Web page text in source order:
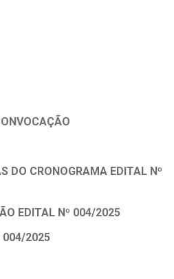
DO CRONOGRAMA EDITAL Nº
EDITAL Nº 004/2025
004/2025